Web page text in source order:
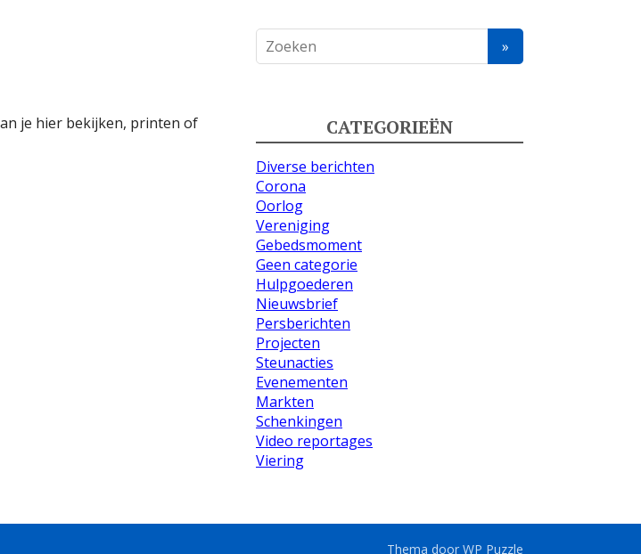
je hier bekijken, printen of
CATEGORIEËN
Diverse berichten
Corona
Oorlog
Vereniging
Gebedsmoment
Geen categorie
Hulpgoederen
Nieuwsbrief
Persberichten
Projecten
Steunacties
Evenementen
Markten
Schenkingen
Video reportages
Viering
Thema door WP Puzzle